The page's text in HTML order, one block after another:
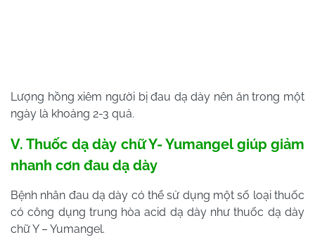
Lượng hồng xiêm người bị đau dạ dày nên ăn trong một
ngày là khoảng 2-3 quả.
V. Thuốc dạ dày chữ Y- Yumangel giúp giảm
nhanh cơn đau dạ dày
Bệnh nhân đau dạ dày có thể sử dụng một số loại thuốc
có công dụng trung hòa acid dạ dày như thuốc dạ dày
chữ Y – Yumangel.